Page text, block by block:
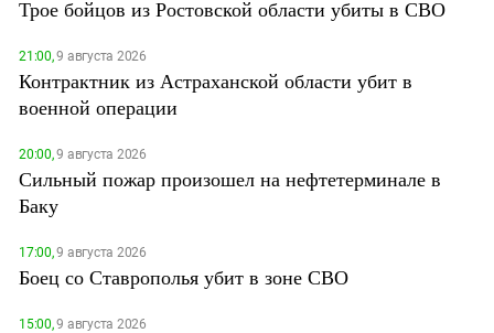
Трое бойцов из Ростовской области убиты в СВО
21:00,9 августа 2026
Контрактник из Астраханской области убит в
военной операции
20:00,9 августа 2026
Сильный пожар произошел на нефтетерминале в
Баку
17:00,9 августа 2026
Боец со Ставрополья убит в зоне СВО
15:00,9 августа 2026